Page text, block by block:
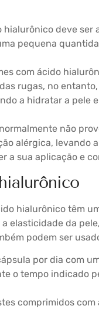
hialurônico deve
pequena
com ácido
rugas, no
a hidratar a pele
não
alérgica, levando
a sua aplicação e
hialurônico têm
elasticidade da
podem ser
por dia com
o tempo indicado
comprimidos